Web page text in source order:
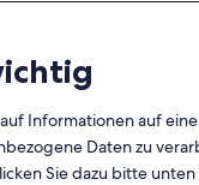
Sonntag MoMontag
Di
Informationen auf
Daten zu
Sie dazu bitte